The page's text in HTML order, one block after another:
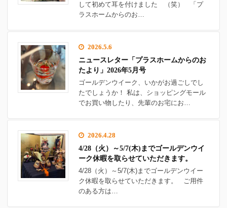
して初めて耳を付けました （笑） 「プ
ラスホームからのお…
2026.5.6
ニュースレター「プラスホームからのお
たより」2026年5月号
ゴールデンウイーク、いかがお過ごしでし
たでしょうか！ 私は、ショッピングモール
でお買い物したり、先輩のお宅にお…
2026.4.28
4/28（火）～5/7(木)までゴールデンウイ
ーク休暇を取らせていただきます。
4/28（火）～5/7(木)までゴールデンウイー
ク休暇を取らせていただきます。 ご用件
のある方は…